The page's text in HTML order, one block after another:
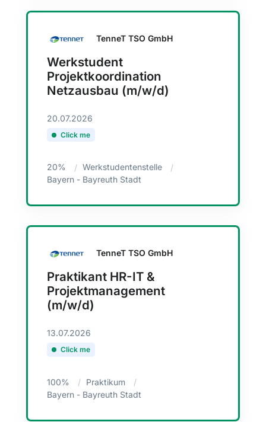
TenneT TSO GmbH
Werkstudent
Projektkoordination
Netzausbau (m/w/d)
20.07.2026
Click me
20%
Werkstudentenstelle
Bayern - Bayreuth Stadt
TenneT TSO GmbH
Praktikant HR-IT &
Projektmanagement
(m/w/d)
13.07.2026
Click me
100%
Praktikum
Bayern - Bayreuth Stadt